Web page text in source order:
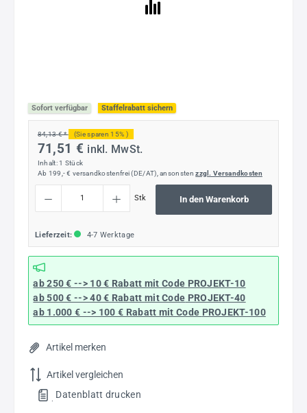
Sofort verfügbar Staffelrabatt sichern
84,13 € * (Sie sparen 15% )
71,51 € inkl. MwSt.
Inhalt: 1 Stück
Ab 199,- € versandkostenfrei (DE/AT), ansonstenzzgl. Versandkosten
Stk In den Warenkorb
Lieferzeit: 4-7 Werktage
ab 250 € --> 10 € Rabatt mit Code PROJEKT-10
ab 500 € --> 40 € Rabatt mit Code PROJEKT-40
ab 1.000 € --> 100 € Rabatt mit Code PROJEKT-100
Artikel merken
Artikel vergleichen
. Datenblatt drucken